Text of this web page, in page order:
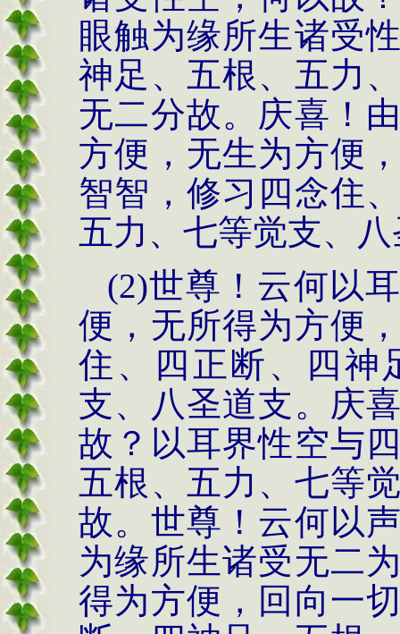
眼触为缘所生诸受
神足、五根、五力
无二分故。庆喜！
方便，无生为方便
智智，修习四念住
五力、七等觉支、
(2)世尊！云何以
便，无所得为方便
住、四正断、四神
支、八圣道支。庆
故？以耳界性空与
五根、五力、七等
故。世尊！云何以
为缘所生诸受无二
得为方便，回向一